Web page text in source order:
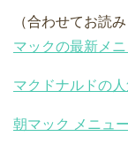
（合わせてお読
マックの最新メ
マクドナルドの
朝マック メニュ